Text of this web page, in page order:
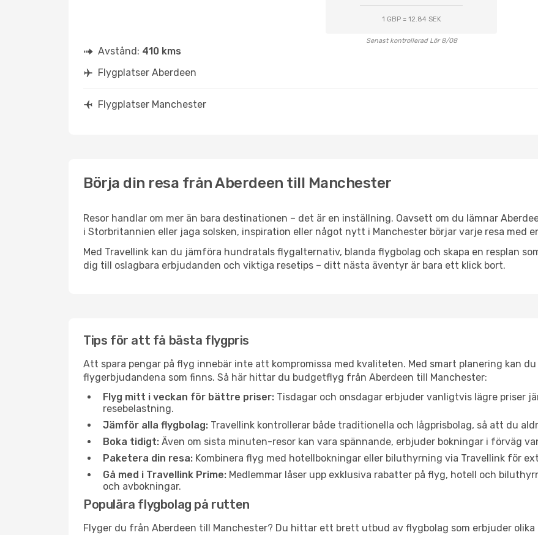
1 GBP = 12.84 SEK
Senast kontrollerad Lör 8/08
Avstånd: 410 kms
Flygplatser Aberdeen
Flygplatser Manchester
Börja din resa från Aberdeen till Manchester
Resor handlar om mer än bara destinationen – det är en inställning. Oavsett om du lämnar
i Storbritannien eller jaga solsken, inspiration eller något nytt i Manchester börjar varje resa med
Med Travellink kan du jämföra hundratals flygalternativ, blanda flygbolag och skapa en resplan
dig till oslagbara erbjudanden och viktiga resetips – ditt nästa äventyr är bara ett klick bort.
Tips för att få bästa flygpris
Att spara pengar på flyg innebär inte att kompromissa med kvaliteten. Med smart planering kan
flygerbjudandena som finns. Så här hittar du budgetflyg från Aberdeen till Manchester:
Flyg mitt i veckan för bättre priser: Tisdagar och onsdagar erbjuder vanligtvis lägre priser
resebelastning.
Jämför alla flygbolag: Travellink kontrollerar både traditionella och lågprisbolag, så att du
Boka tidigt: Även om sista minuten-resor kan vara spännande, erbjuder bokningar i förväg
Paketera din resa: Kombinera flyg med hotellbokningar eller biluthyrning via Travellink för
Gå med i Travellink Prime: Medlemmar låser upp exklusiva rabatter på flyg, hotell och
och avbokningar.
Populära flygbolag på rutten
Flyger du från Aberdeen till Manchester? Du hittar ett brett utbud av flygbolag som erbjuder